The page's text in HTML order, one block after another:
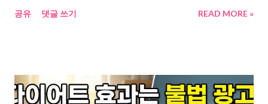
에 열 번 넘게 약을 먹고 있는 자신을 발견한다. 이 이야기, 남의 일
는 두통의 가장 흔한 원인이 정신적 스트레스와 근육 긴장 이라고
정리하고 있다. 서울대학교병원 건강정보에서도 두통은 일차성과
공유 댓글 쓰기 READ MORE »